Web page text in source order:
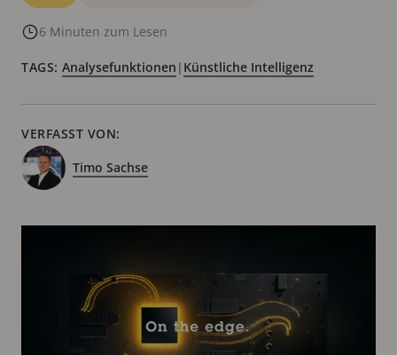
6 Minuten zum Lesen
TAGS: Analysefunktionen | Künstliche Intelligenz
VERFASST VON:
Timo Sachse